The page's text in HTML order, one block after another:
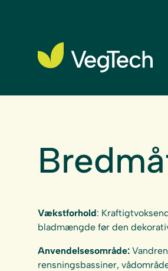
Vækstforhold:
bladmængde før den
Anvendelsesområde:
rensningsbassiner,